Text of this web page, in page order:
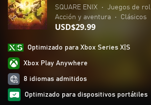
SQUARE ENIX • Juegos de rol
Acción y aventura
• Clásicos
USD$29.99
Optimizado para Xbox Series X|S
Xbox Play Anywhere
8 idiomas admitidos
Optimizado para dispositivos portátiles